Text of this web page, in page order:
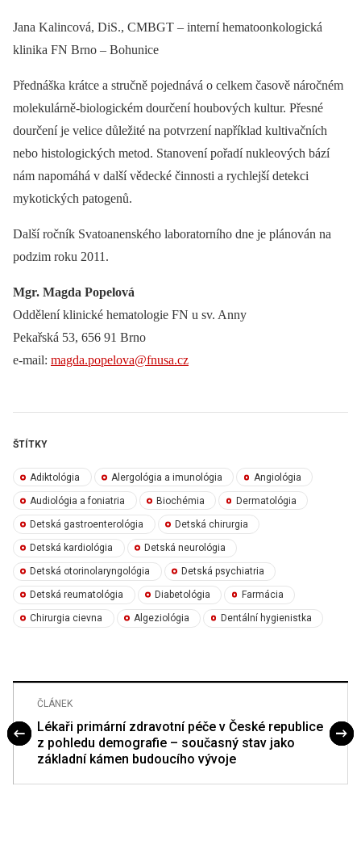
Jana Kalincová, DiS., CMBGT –⁠ interní hematoonkologická
klinika FN Brno –⁠ Bohunice
Přednáška krátce a stručně pojednává o celkem časově náročném
molekulárně-biologickém dourčení houbových kultur. Přesné
dourčení je velice důležité na potvrzení například kultivačních
nebo histologických metod. Stanovení pořadí nukleových bází
nám napomáhá v další vědecké činnosti a rychlejší detekci
mykotických patogenů.
Další ročník Svatoanenského laboratorního dne je plánován na
podzim roku 2011.
Mgr. Magda Popelová
Oddělení klinické hematologie FN u sv. Anny
Pekařská 53, 656 91 Brno
e-mail: magda.popelova@fnusa.cz
ŠTÍTKY
Adiktológia Alergológia a imunológia Angiológia
Audiológia a foniatria Biochémia Dermatológia
Detská gastroenterológia Detská chirurgia
Detská kardiológia Detská neurológia
Detská otorinolaryngológia Detská psychiatria
Detská reumatológia Diabetológia Farmácia
Chirurgia cievna Algeziológia Dentální hygienistka
ČLÁNEK
Lékaři primární zdravotní péče v České republice
z pohledu demografie – současný stav jako
základní kámen budoucího vývoje